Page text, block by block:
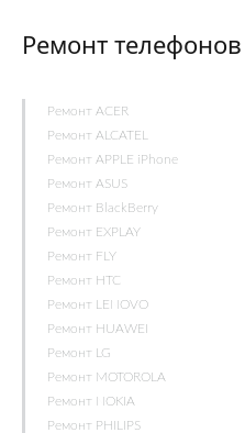
Ремонт телефонов
Ремонт ACER
Ремонт ALCATEL
Ремонт APPLE iPhone
Ремонт ASUS
Ремонт BlackBerry
Ремонт EXPLAY
Ремонт FLY
Ремонт HTC
Ремонт LENOVO
Ремонт HUAWEI
Ремонт LG
Ремонт MOTOROLA
Ремонт NOKIA
Ремонт PHILIPS